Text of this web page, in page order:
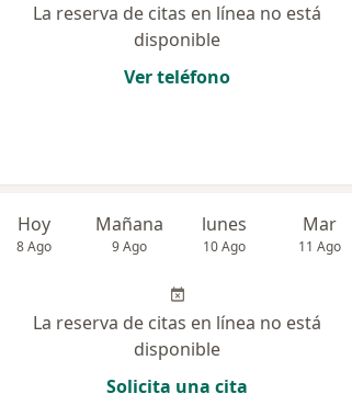
La reserva de citas en línea no está
disponible
Ver teléfono
Hoy
8 Ago
Mañana
9 Ago
lunes
10 Ago
Mar
11 Ago
La reserva de citas en línea no está
disponible
Solicita una cita